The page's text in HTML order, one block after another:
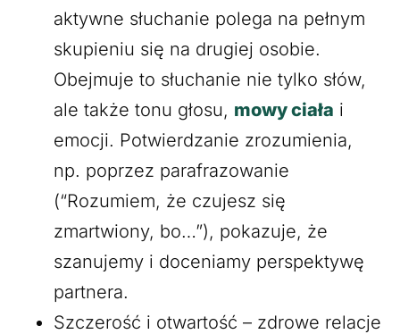
aktywne słuchanie polega na pełnym
skupieniu się na drugiej osobie.
Obejmuje to słuchanie nie tylko słów,
ale także tonu głosu, mowy ciała i
emocji. Potwierdzanie zrozumienia,
np. poprzez parafrazowanie
(“Rozumiem, że czujesz się
zmartwiony, bo…”), pokazuje, że
szanujemy i doceniamy perspektywę
partnera.
Szczerość i otwartość – zdrowe relacje